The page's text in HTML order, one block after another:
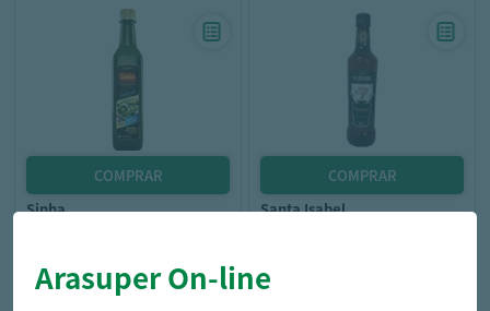
sinha
santa isabel
Arasuper On-line